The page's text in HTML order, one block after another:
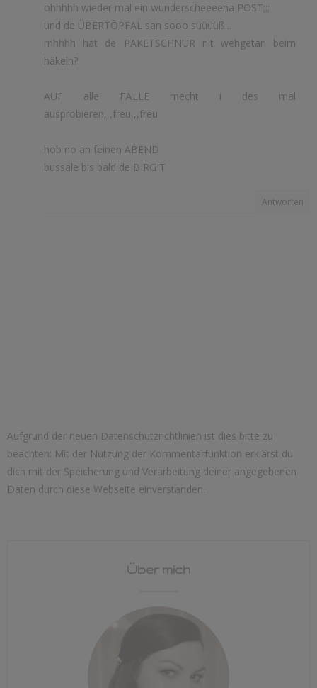
ohhhhh wieder mal ein wunderscheeeena POST;;;
und de ÜBERTÖPFAL san sooo süüüüß...
mhhhh hat de PAKETSCHNUR nit wehgetan beim
häkeln?
AUF alle FÄLLE mecht i des mal
ausprobieren,,,freu,,,freu
hob no an feinen ABEND
bussale bis bald de BIRGIT
Antworten
Aufgrund der neuen Datenschutzrichtlinien ist dies bitte zu
beachten: Mit der Nutzung der Kommentarfunktion erklärst du
dich mit der Speicherung und Verarbeitung deiner angegebenen
Daten durch diese Webseite einverstanden.
Über mich